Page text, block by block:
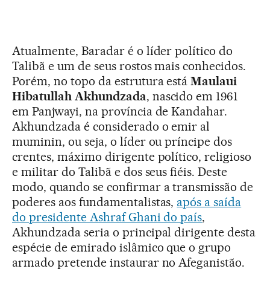
Atualmente, Baradar é o líder político do
Talibã e um de seus rostos mais conhecidos.
Porém, no topo da estrutura estáMaulaui
Hibatullah Akhundzada, nascido em 1961
em Panjwayi, na província de Kandahar.
Akhundzada é considerado o emir al
muminin, ou seja, o líder ou príncipe dos
crentes, máximo dirigente político, religioso
e militar do Talibã e dos seus fiéis. Deste
modo, quando se confirmar a transmissão de
poderes aos fundamentalistas, após a saída
do presidente Ashraf Ghani do país,
Akhundzada seria o principal dirigente desta
espécie de emirado islâmico que o grupo
armado pretende instaurar no Afeganistão.